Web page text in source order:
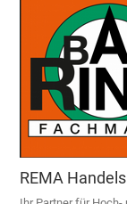
REMA